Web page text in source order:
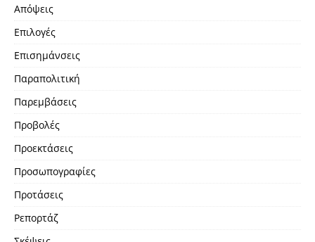
Απόψεις
Επιλογές
Επισημάνσεις
Παραπολιτική
Παρεμβάσεις
Προβολές
Προεκτάσεις
Προσωπογραφίες
Προτάσεις
Ρεπορτάζ